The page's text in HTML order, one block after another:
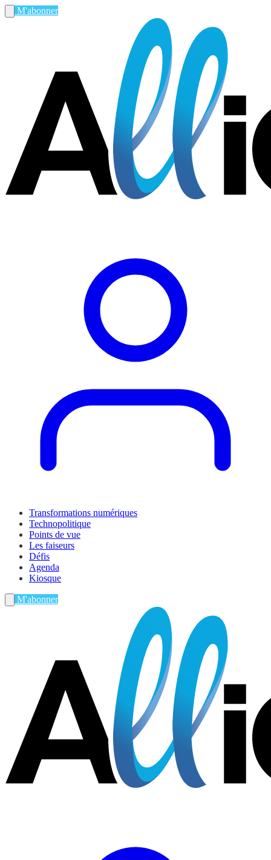
M'abonner
Transformations numériques
Technopolitique
Points de vue
Les faiseurs
Défis
Agenda
Kiosque
M'abonner